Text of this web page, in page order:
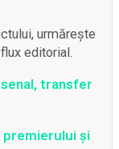
urmărește
editorial.
transfer
premierului și